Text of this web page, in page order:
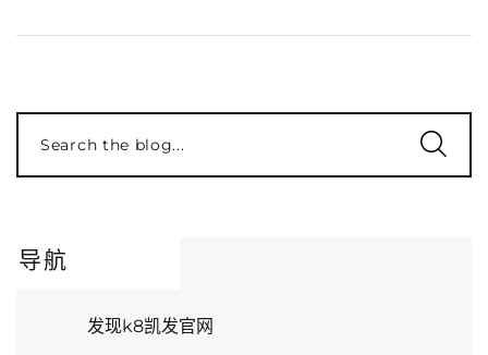
Search the blog...
导航
发现k8凯发官网